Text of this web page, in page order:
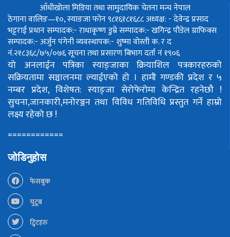
आँधीखोला मिडिया तथा सामुदायिक चेतना मन्च नेपाल
ठेगाना वालिङ—१०, स्याङजा फोन ९८१६१८१६८८अध्यक्ष: - देवेन्द्र प्रसाद
भट्टराईप्रधान सम्पादक:- राधाकृष्ण डुम्रेसम्पादक:- खगिन्द्र पौडेलग्राफिक्स
सम्पादक:- अर्जुन पंगेनीव्यवस्थापक:- शुष्मा वोस्तीक. र द
नं.२१८३६८/७५/०७६सूचना तथा प्रसारण बिभाग दर्ता नं १९०६
यो अनलाईन पत्रिका स्याङ्जाका क्रियाशिल पत्रकारहरुको
सक्रियतामा सञ्चालनमा ल्याईएको हो । हामी गण्डकी प्रदेश र ५
नम्बर प्रदेश, विशेषत: स्याङ्जा सेरोफेरोमा केन्द्रित रहनेछौ !
सुचना,जानकारी,मनोरञ्जन तथा विविध गतिविधि प्रस्तुत गर्ने हाम्रो
लक्ष्य रहेको छ !
============
जोडिनुहोस
फेसबुक
युटूब
ट्विटहरु